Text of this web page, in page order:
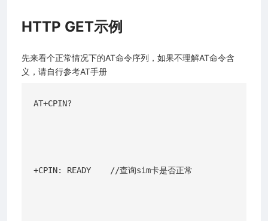
HTTP GET示例
先来看个正常情况下的AT命令序列，如果不理解AT命令含
义，请自行参考AT手册
AT+CPIN?
+CPIN: READY    //查询sim卡是否正常